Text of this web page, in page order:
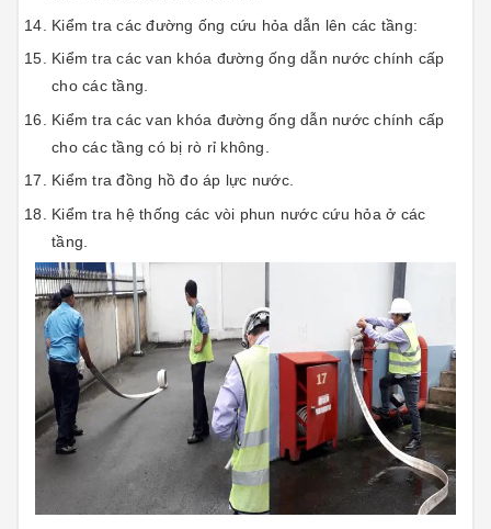
Kiểm tra các đường ống cứu hỏa dẫn lên các tầng:
Kiểm tra các van khóa đường ống dẫn nước chính cấp
cho các tầng.
Kiểm tra các van khóa đường ống dẫn nước chính cấp
cho các tầng có bị rò rỉ không.
Kiểm tra đồng hồ đo áp lực nước.
Kiểm tra hệ thống các vòi phun nước cứu hỏa ở các
tầng.